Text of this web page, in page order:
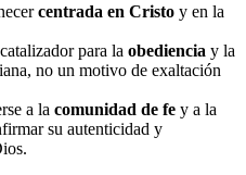
centrada en Cristo y en la
para la obediencia y la
no un motivo de exaltación
a la comunidad de fe y a la
su autenticidad y